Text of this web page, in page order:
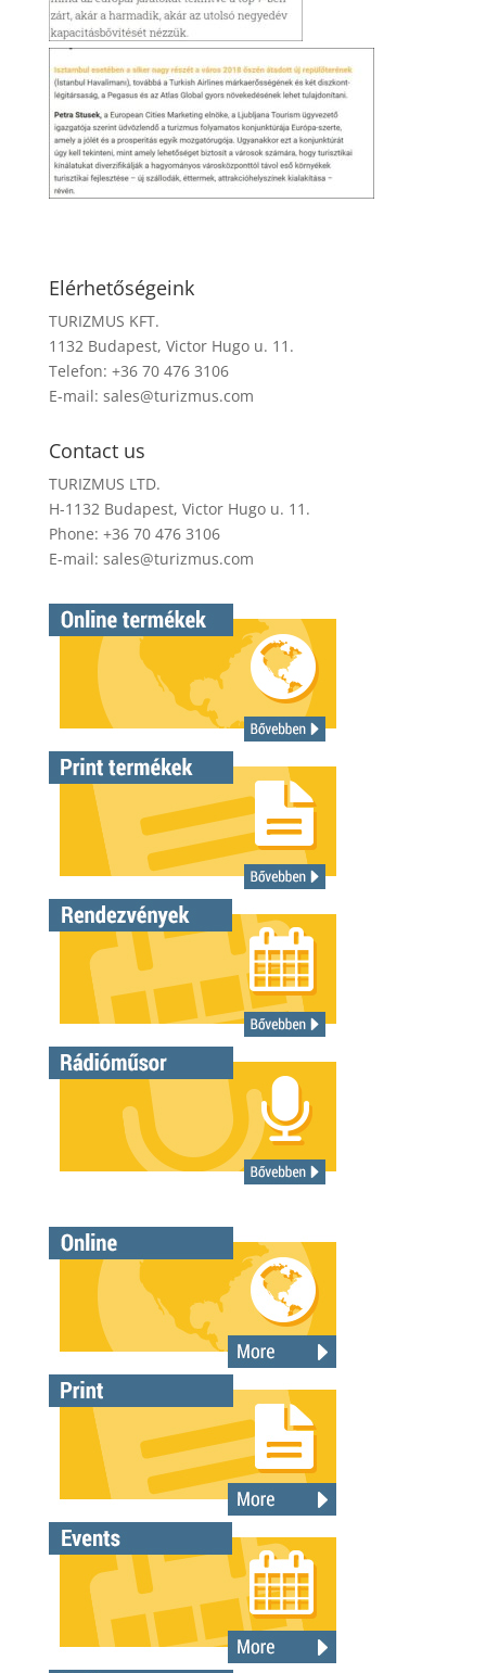
Elérhetőségeink
TURIZMUS KFT.
1132 Budapest, Victor Hugo u. 11.
Telefon: +36 70 476 3106
E-mail: sales@turizmus.com
Contact us
TURIZMUS LTD.
H-1132 Budapest, Victor Hugo u. 11.
Phone: +36 70 476 3106
E-mail: sales@turizmus.com